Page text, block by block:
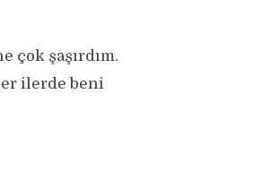
çok şaşırdım.
ilerde beni